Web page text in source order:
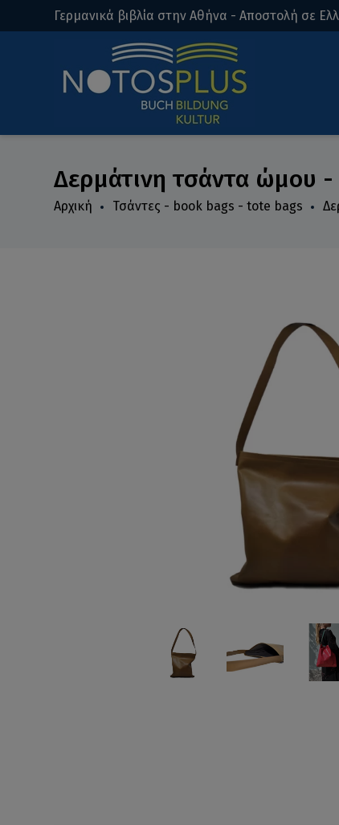
Γερμανικά βιβλία στην Αθήνα - Αποστολή σε
Δερμάτινη τσάντα ώμου
Αρχική Τσάντες - book bags - tote bags